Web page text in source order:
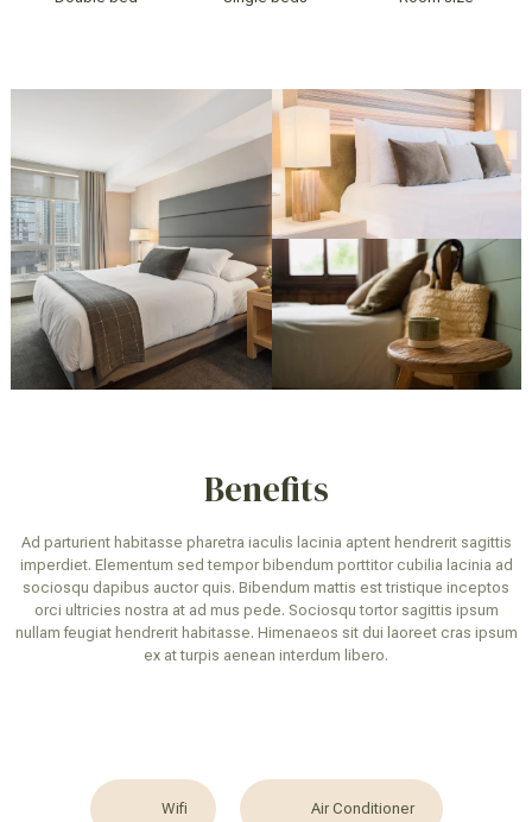
Benefits
Ad parturient habitasse pharetra iaculis lacinia aptent hendrerit sagittis
imperdiet. Elementum sed tempor bibendum porttitor cubilia lacinia ad
sociosqu dapibus auctor quis. Bibendum mattis est tristique inceptos
orci ultricies nostra at ad mus pede. Sociosqu tortor sagittis ipsum
nullam feugiat hendrerit habitasse. Himenaeos sit dui laoreet cras ipsum
ex at turpis aenean interdum libero.
Wifi Air Conditioner